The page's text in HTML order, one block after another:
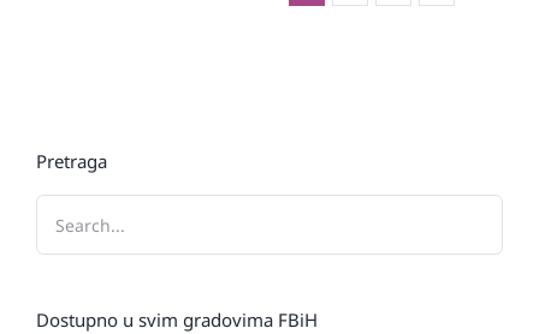
Pretraga
Dostupno u svim gradovima FBiH